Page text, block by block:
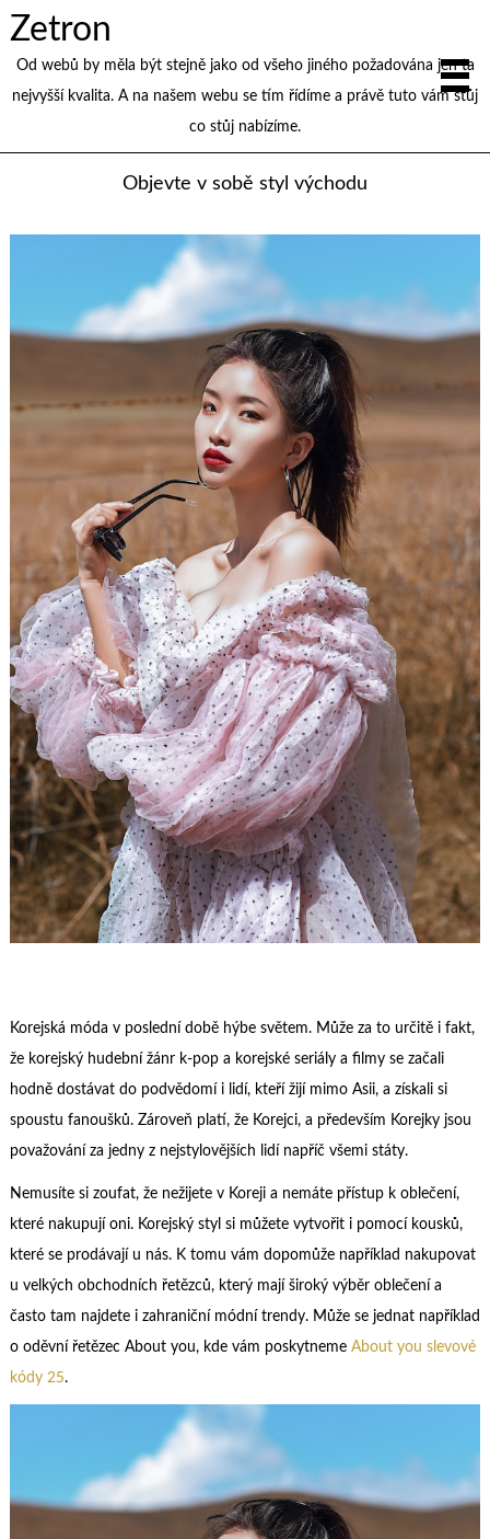
Zetron
Od webů by měla být stejně jako od všeho jiného požadována jen ta
nejvyšší kvalita. A na našem webu se tím řídíme a právě tuto vám stůj
co stůj nabízíme.
Objevte v sobě styl východu
Korejská móda v poslední době hýbe světem. Může za to určitě i fakt,
že korejský hudební žánr k-pop a korejské seriály a filmy se začali
hodně dostávat do podvědomí i lidí, kteří žijí mimo Asii, a získali si
spoustu fanoušků. Zároveň platí, že Korejci, a především Korejky jsou
považování za jedny z nejstylovějších lidí napříč všemi státy.
Nemusíte si zoufat, že nežijete v Koreji a nemáte přístup k oblečení,
které nakupují oni. Korejský styl si můžete vytvořit i pomocí kousků,
které se prodávají u nás. K tomu vám dopomůže například nakupovat
u velkých obchodních řetězců, který mají široký výběr oblečení a
často tam najdete i zahraniční módní trendy. Může se jednat například
o oděvní řetězec About you, kde vám poskytneme About you slevové
kódy 25.